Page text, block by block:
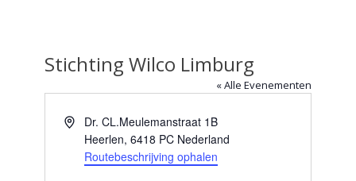
Stichting Wilco Limburg
« Alle Evenementen
AdresDr. CL.Meulemanstraat 1B
Heerlen, 6418 PC Nederland
Routebeschrijving ophalen